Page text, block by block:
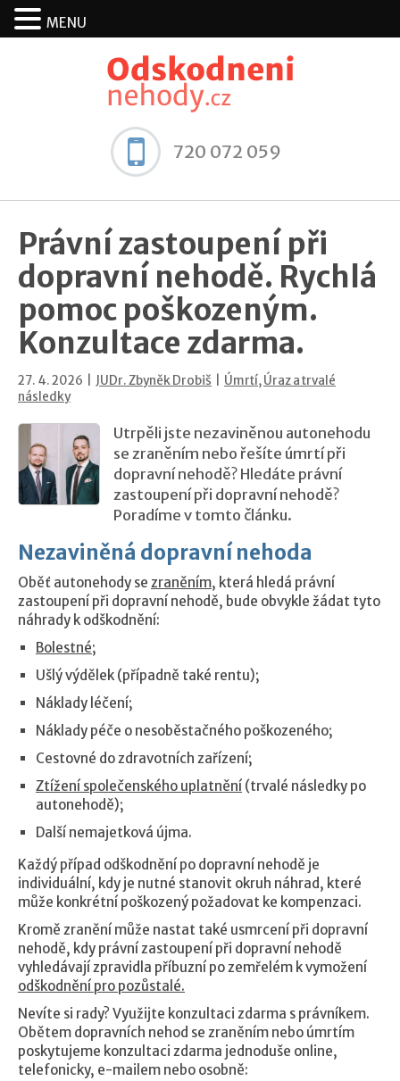
720 072 059
Právní zastoupení při
dopravní nehodě. Rychlá
pomoc poškozeným.
Konzultace zdarma.
27. 4. 2026 | JUDr. Zbyněk Drobiš Úmrtí,Úraz a trvalé
následky
Utrpěli jste nezaviněnou autonehodu
se zraněním nebo řešíte úmrtí při
dopravní nehodě? Hledáte právní
zastoupení při dopravní nehodě?
Poradíme v tomto článku.
Nezaviněná dopravní nehoda
Oběť autonehody se zraněním, která hledá právní
zastoupení při dopravní nehodě, bude obvykle žádat tyto
náhrady k odškodnění:
Bolestné;
Ušlý výdělek (případně také rentu);
Náklady léčení;
Náklady péče o nesoběstačného poškozeného;
Cestovné do zdravotních zařízení;
Ztížení společenského uplatnění (trvalé následky po
autonehodě);
Další nemajetková újma.
Každý případ odškodnění po dopravní nehodě je
individuální, kdy je nutné stanovit okruh náhrad, které
může konkrétní poškozený požadovat ke kompenzaci.
Kromě zranění může nastat také usmrcení při dopravní
nehodě, kdy právní zastoupení při dopravní nehodě
vyhledávají zpravidla příbuzní po zemřelém k vymožení
odškodnění pro pozůstalé.
Nevíte si rady? Využijte konzultaci zdarma s právníkem.
Obětem dopravních nehod se zraněním nebo úmrtím
poskytujeme konzultaci zdarma jednoduše online,
telefonicky, e-mailem nebo osobně:
MENU